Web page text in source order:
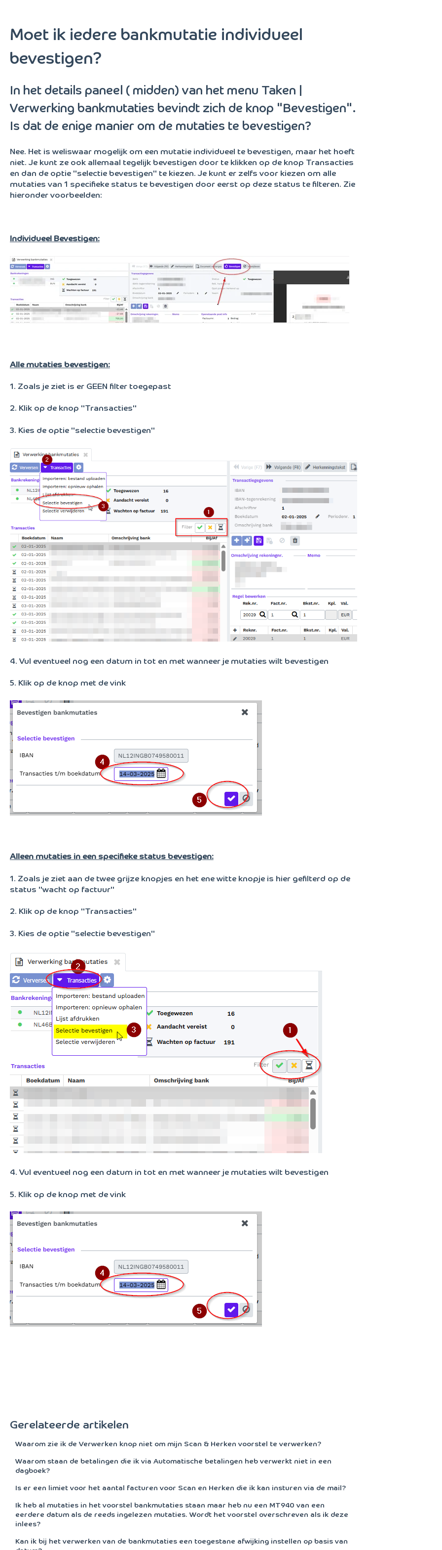
Moet ik iedere bankmutatie individueel
bevestigen?
In het details paneel ( midden) van het menu Taken |
Verwerking bankmutaties bevindt zich de knop "Bevestigen".
Is dat de enige manier om de mutaties te bevestigen?
Nee. Het is weliswaar mogelijk om een mutatie individueel te bevestigen, maar het hoeft
niet. Je kunt ze ook allemaal tegelijk bevestigen door te klikken op de knop Transacties
en dan de optie "selectie bevestigen" te kiezen. Je kunt er zelfs voor kiezen om alle
mutaties van 1 specifieke status te bevestigen door eerst op deze status te filteren. Zie
hieronder voorbeelden:
Individueel Bevestigen:
Alle mutaties bevestigen:
1. Zoals je ziet is er GEEN filter toegepast
2. Klik op de knop "Transacties"
3. Kies de optie "selectie bevestigen"
4. Vul eventueel nog een datum in tot en met wanneer je mutaties wilt bevestigen
5. Klik op de knop met de vink
Alleen mutaties in een specifieke status bevestigen:
1. Zoals je ziet aan de twee grijze knopjes en het ene witte knopje is hier gefilterd op de
status "wacht op factuur"
2. Klik op de knop "Transacties"
3. Kies de optie "selectie bevestigen"
4. Vul eventueel nog een datum in tot en met wanneer je mutaties wilt bevestigen
5. Klik op de knop met de vink
Gerelateerde artikelen
Waarom zie ik de Verwerken knop niet om mijn Scan & Herken voorstel te verwerken?
Waarom staan de betalingen die ik via Automatische betalingen heb verwerkt niet in een
dagboek?
Is er een limiet voor het aantal facturen voor Scan en Herken die ik kan insturen via de mail?
Ik heb al mutaties in het voorstel bankmutaties staan maar heb nu een MT940 van een
eerdere datum als de reeds ingelezen mutaties. Wordt het voorstel overschreven als ik deze
inlees?
Kan ik bij het verwerken van de bankmutaties een toegestane afwijking instellen op basis van